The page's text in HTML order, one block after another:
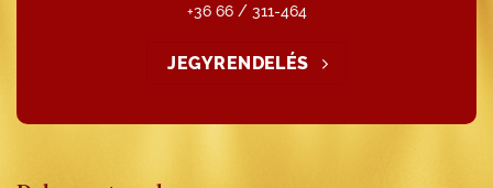
+36 66 / 311-464
JEGYRENDELÉS